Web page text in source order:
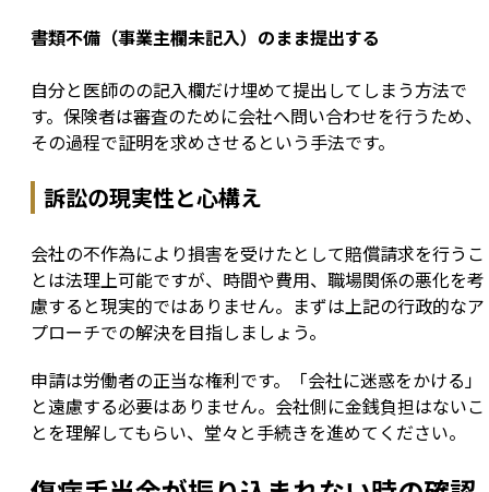
書類不備（事業主欄未記入）のまま提出する
自分と医師のの記入欄だけ埋めて提出してしまう方法で
す。保険者は審査のために会社へ問い合わせを行うため、
その過程で証明を求めさせるという手法です。
訴訟の現実性と心構え
会社の不作為により損害を受けたとして賠償請求を行うこ
とは法理上可能ですが、時間や費用、職場関係の悪化を考
慮すると現実的ではありません。まずは上記の行政的なア
プローチでの解決を目指しましょう。
申請は労働者の正当な権利です。「会社に迷惑をかける」
と遠慮する必要はありません。会社側に金銭負担はないこ
とを理解してもらい、堂々と手続きを進めてください。